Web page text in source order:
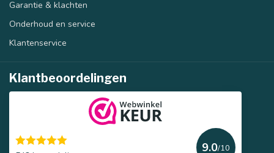
Garantie & klachten
Onderhoud en service
Klantenservice
Klantbeoordelingen
9.0/10